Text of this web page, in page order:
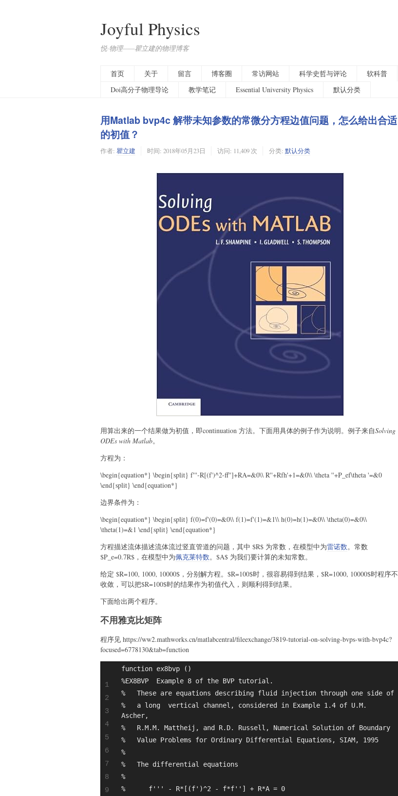
Joyful Physics
悦·物理——瞿立建的物理博客
首页 关于 留言 博客圈 常访网站 科学史哲与评论 软科普
Doi高分子物理导论
教学笔记 Essential University Physics 默认分类
用Matlab bvp4c 解带未知参数的常微分方程边值问题，怎么给出合适
的初值？
作者: 瞿立建 时间: 2018年05月23日 访问: 11,409 次 分类: 默认分类
用算出来的一个结果做为初值，即continuation 方法。下面用具体的例子作为说明。例子来自Solving
ODEs with Matlab。
方程为：
\begin{equation*} \begin{split} f'''-R[(f')^2-ff'']+RA=&0\\ R''+Rfh'+1=&0\\ \theta ''+P_ef\theta '=&0
\end{split} \end{equation*}
边界条件为：
\begin{equation*} \begin{split} f(0)=f'(0)=&0\\ f(1)=f'(1)=&1\\ h(0)=h(1)=&0\\ \theta(0)=&0\\
\theta(1)=&1 \end{split} \end{equation*}
方程描述流体描述流体流过竖直管道的问题，其中 $R$ 为常数，在模型中为雷诺数。常数
$P_e=0.7R$，在模型中为佩克莱特数。$A$ 为我们要计算的未知常数。
给定 $R=100, 1000, 10000$，分别解方程。$R=100$时，很容易得到结果，$R=1000, 10000$时程序不
收敛，可以把$R=100$时的结果作为初值代入，则顺利得到结果。
下面给出两个程序。
不用雅克比矩阵
程序见 https://ww2.mathworks.cn/matlabcentral/fileexchange/3819-tutorial-on-solving-bvps-with-bvp4c?
focused=6778130&tab=function
1
2
3
4
5
6
7
8
9
function ex8bvp ()
%EX8BVP  Example 8 of the BVP tutorial.
%   These are equations describing fluid injection through one side of
%   a long  vertical channel, considered in Example 1.4 of U.M.
Ascher,
%   R.M.M. Mattheij, and R.D. Russell, Numerical Solution of Boundary
%   Value Problems for Ordinary Differential Equations, SIAM, 1995
%
%   The differential equations
%
%      f''' - R*[(f')^2 - f*f''] + R*A = 0